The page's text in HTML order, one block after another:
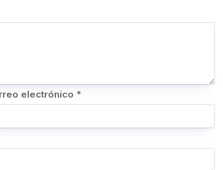
electrónico *